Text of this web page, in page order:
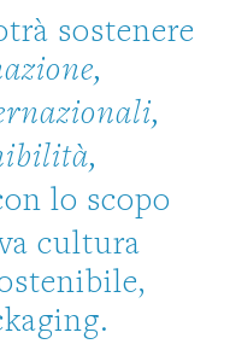
sostenere
lo scopo
cultura